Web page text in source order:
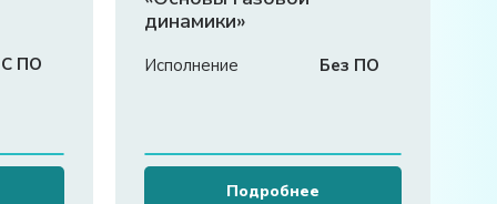
С ПО
динамики»
Исполнение Без ПО
Подробнее